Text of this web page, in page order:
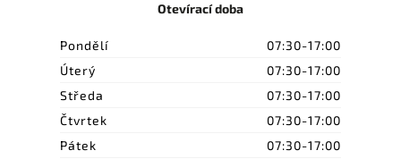
Otevírací doba
Pondělí
07:30-17:00
Úterý
07:30-17:00
Středa
07:30-17:00
Čtvrtek
07:30-17:00
Pátek
07:30-17:00